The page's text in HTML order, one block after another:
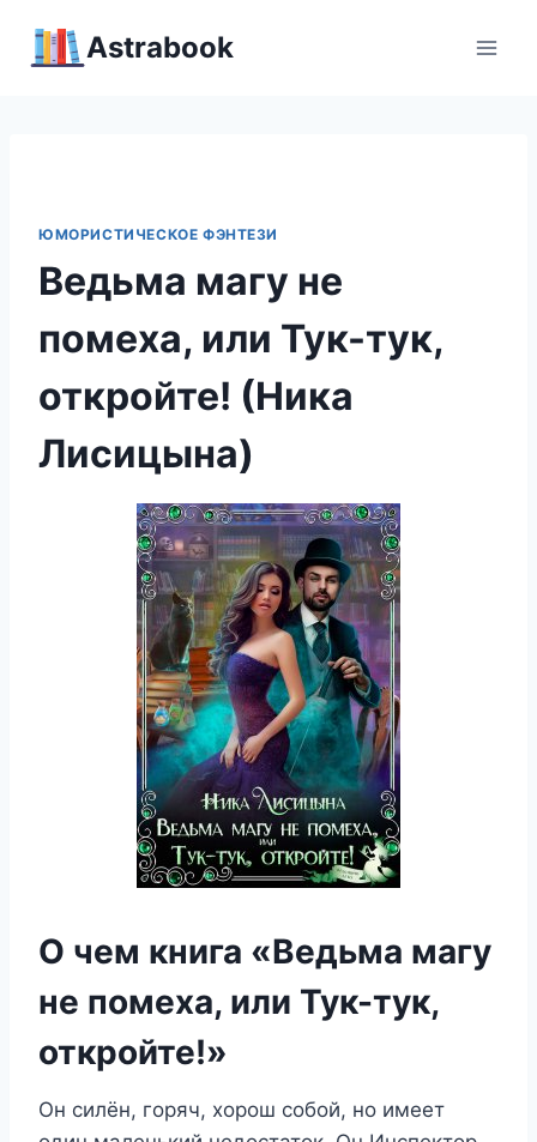
Аstrabook
ЮМОРИСТИЧЕСКОЕ ФЭНТЕЗИ
Ведьма магу не
помеха, или Тук-тук,
откройте! (Ника
Лисицына)
О чем книга «Ведьма магу
не помеха, или Тук-тук,
откройте!»
Он силён, горяч, хорош собой, но имеет